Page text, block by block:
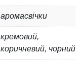
аромасвічки
кремовий,
коричневий, чорний